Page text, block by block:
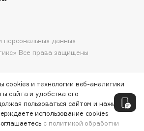
Все права защищены
персональных данных
cookies и технологии веб-аналитики
сайта и удобства его
пользоваться сайтом и нажимая
использование cookies
с политикой обработки